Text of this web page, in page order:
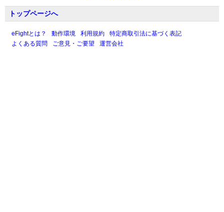
トップページへ
eFightとは？ 動作環境 利用規約
特定商取引法に基づく表記
よくある質問
ご意見・ご要望 運営会社